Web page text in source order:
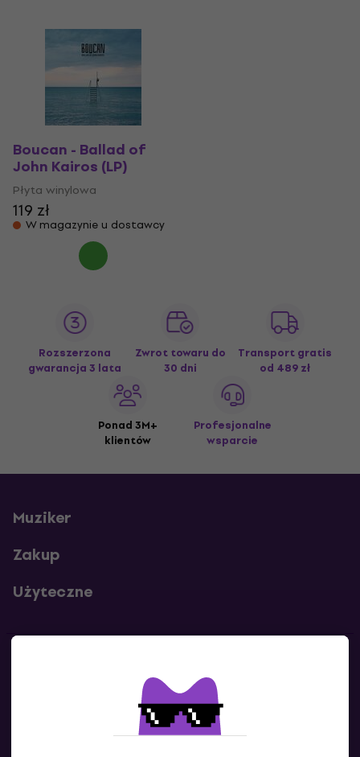
Boucan - Ballad of
John Kairos (LP)
Płyta winylowa
119 zł
W magazynie u dostawcy
Rozszerzona
gwarancja 3 lata
Zwrot towaru do
30 dni
Transport gratis
od 489 zł
Ponad 3M+
klientów
Profesjonalne
wsparcie
Muziker
Zakup
Użyteczne
Skontaktuj się z nami